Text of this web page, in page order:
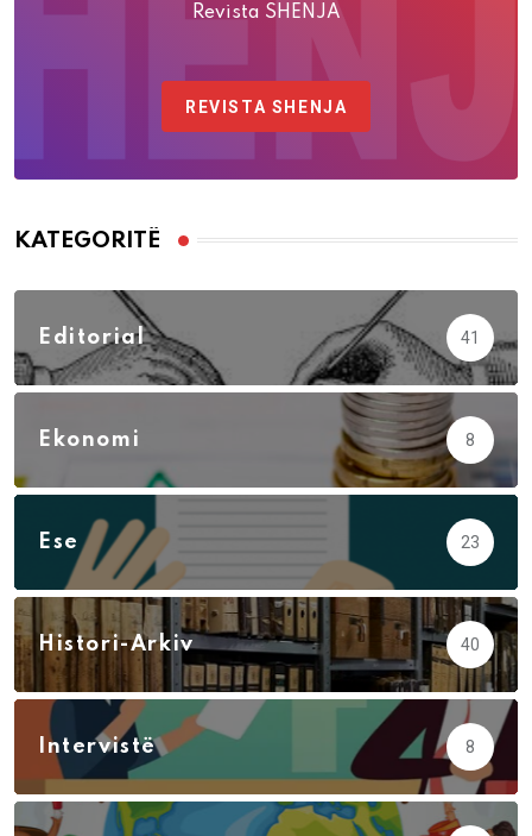
Revista SHENJA
REVISTA SHENJA
KATEGORITË
Editorial 41
Ekonomi 8
Ese 23
Histori-Arkiv 40
Intervistë 8